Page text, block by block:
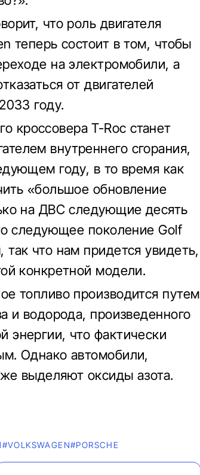
что роль двигателя
теперь состоит в том, чтобы
на электромобили, а
от двигателей
году.
кроссовера T-Roc станет
внутреннего сгорания,
году, в то время как
«большое обновление
на ДВС следующие десять
следующее поколение Golf
что нам придется увидеть,
конкретной модели.
топливо производится путем
и водорода, произведенного
энергии, что фактически
Однако автомобили,
выделяют оксиды азота.
#VOLKSWAGEN#PORSCHE